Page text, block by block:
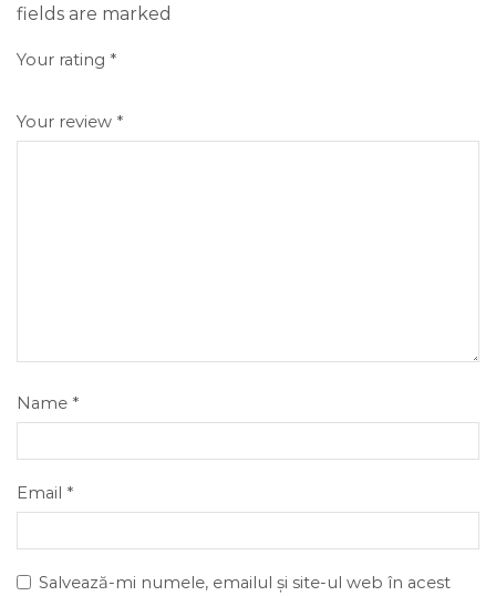
fields are marked
Your rating *
Your review *
Name *
Email *
Salvează-mi numele, emailul și site-ul web în acest